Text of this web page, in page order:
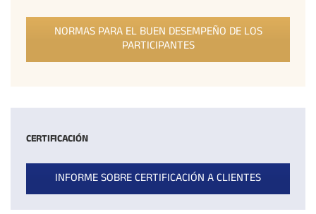
NORMAS PARA EL BUEN DESEMPEÑO DE LOS
PARTICIPANTES
CERTIFICACIÓN
INFORME SOBRE CERTIFICACIÓN A CLIENTES